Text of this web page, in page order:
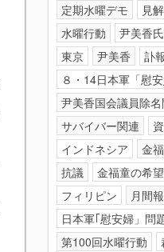
定期水曜デモ
見解
水曜行動
尹美香
東京
尹美香 訃
８・14日本軍「慰
尹美香国会議員除名
サバイバー関連
インドネシア
金
抗議
金福童の希望
フィリピン
月間
日本軍｢慰安婦」問
第100回水曜行動